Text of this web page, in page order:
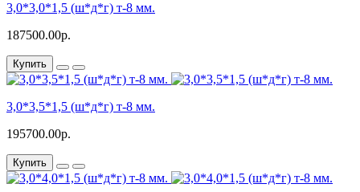
3,0*3,0*1,5 (ш*д*г) т-8 мм.
187500.00р.
Купить
3,0*3,5*1,5 (ш*д*г) т-8 мм.
195700.00р.
Купить